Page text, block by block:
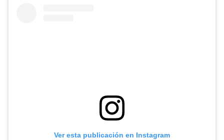
Ver esta publicación en Instagram